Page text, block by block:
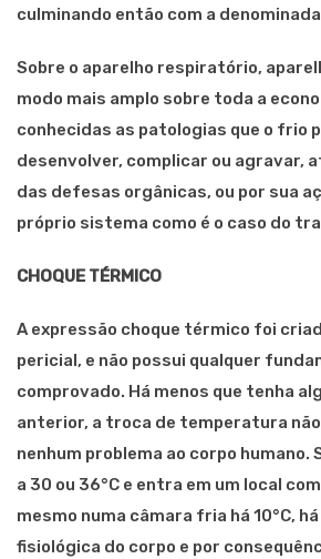
culminando então com a
Sobre o aparelho respiratório,
modo mais amplo sobre toda a
conhecidas as patologias que o frio
desenvolver, complicar ou agravar,
das defesas orgânicas, ou por sua
próprio sistema como é o caso do
CHOQUE TÉRMICO
A expressão choque térmico foi
pericial, e não possui qualquer
comprovado. Há menos que tenha
anterior, a troca de temperatura
nenhum problema ao corpo humano.
a 30 ou 36°C e entra em um local
mesmo numa câmara fria há 10°C,
fisiológica do corpo e por